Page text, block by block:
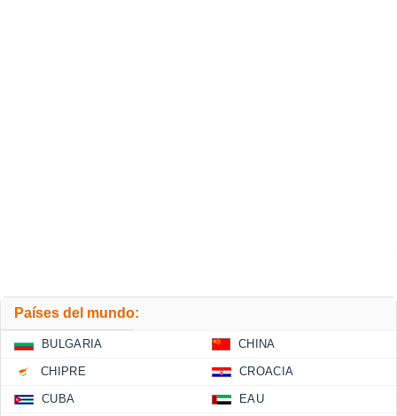
Países del mundo:
BULGARIA CHINA
CHIPRE CROACIA
CUBA EAU